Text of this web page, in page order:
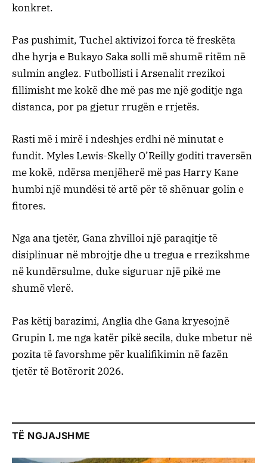
konkret.
Pas pushimit, Tuchel aktivizoi forca të freskëta
dhe hyrja e Bukayo Saka solli më shumë ritëm në
sulmin anglez. Futbollisti i Arsenalit rrezikoi
fillimisht me kokë dhe më pas me një goditje nga
distanca, por pa gjetur rrugën e rrjetës.
Rasti më i mirë i ndeshjes erdhi në minutat e
fundit. Myles Lewis-Skelly O’Reilly goditi traversën
me kokë, ndërsa menjëherë më pas Harry Kane
humbi një mundësi të artë për të shënuar golin e
fitores.
Nga ana tjetër, Gana zhvilloi një paraqitje të
disiplinuar në mbrojtje dhe u tregua e rrezikshme
në kundërsulme, duke siguruar një pikë me
shumë vlerë.
Pas këtij barazimi, Anglia dhe Gana kryesojnë
Grupin L me nga katër pikë secila, duke mbetur në
pozita të favorshme për kualifikimin në fazën
tjetër të Botërorit 2026.
TË NGJAJSHME